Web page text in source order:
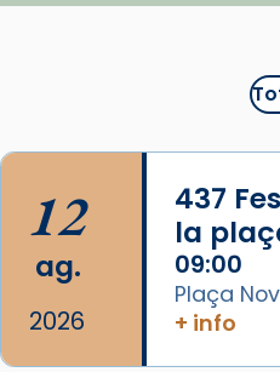
juliol la
📸 J. Merino
Photo
View on Facebook ·
12
ag.
2026
437
la
09:00
Plaça
+ info